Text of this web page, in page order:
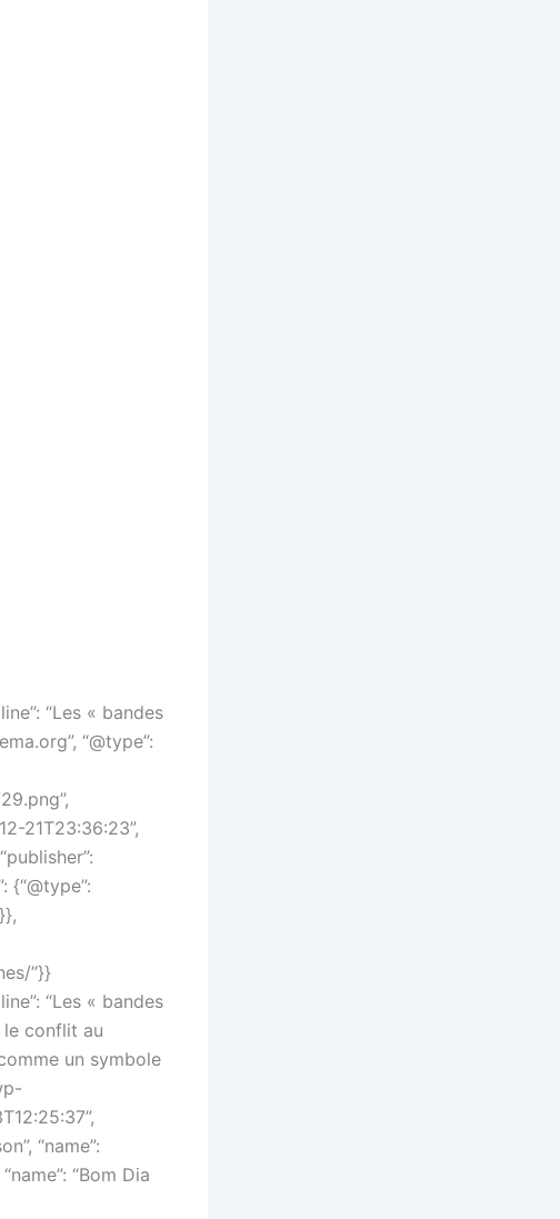
“Les « bandes
“@type”:
21T23:36:23”,
{“@type”:
”}}
“Les « bandes
le conflit au
un symbole
“name”:
“Bom Dia